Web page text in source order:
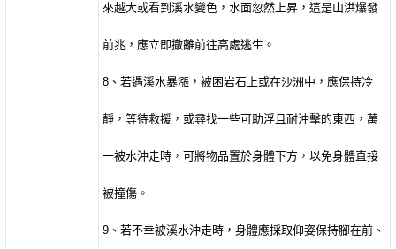
來越大或看到溪水變色，水面忽然上昇，這是山洪爆發
前兆，應立即撤離前往高處逃生。
8 、若遇溪水暴漲，被困岩石上或在沙洲中，應保持冷
靜，等待救援，或尋找一些可助浮且耐沖擊的東西，萬
一被水沖走時，可將物品置於身體下方，以免身體直接
被撞傷。
9 、若不幸被溪水沖走時，身體應採取仰姿保持腳在前、